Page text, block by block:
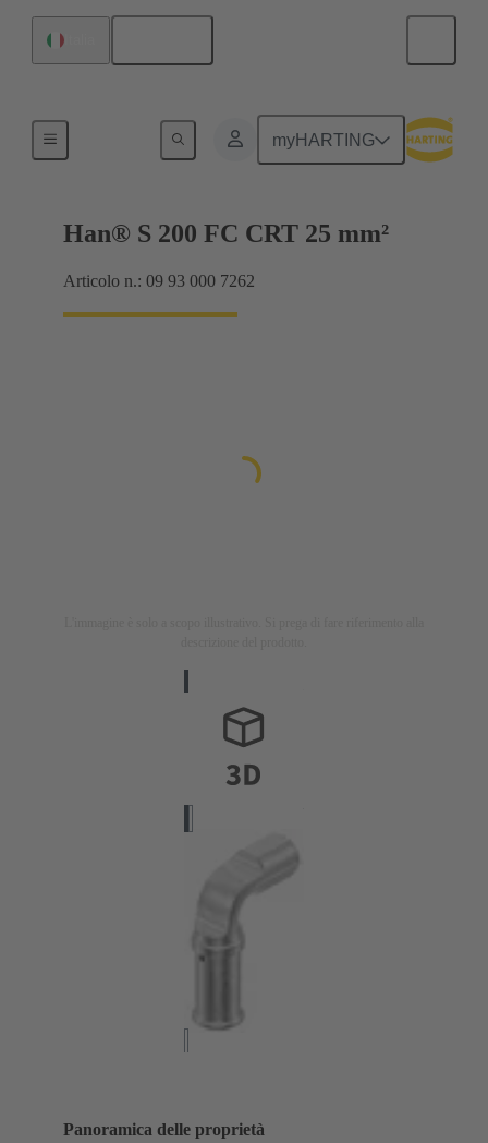
myHARTING
Han® S 200 FC CRT 25 mm²
Articolo n.: 09 93 000 7262
Panoramica delle proprietà